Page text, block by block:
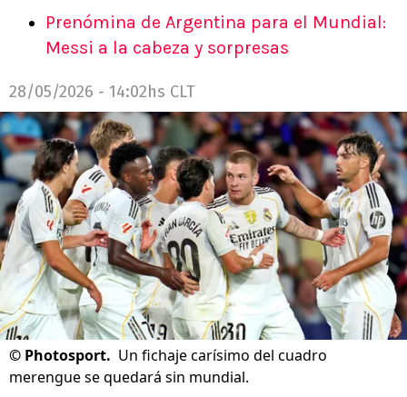
Prenómina de Argentina para el Mundial:
Messi a la cabeza y sorpresas
28/05/2026 - 14:02hs CLT
© Photosport. Un fichaje carísimo del cuadro
merengue se quedará sin mundial.